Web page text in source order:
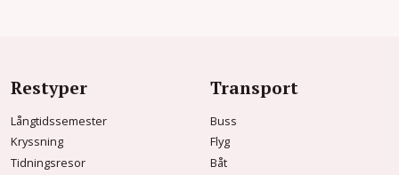
Restyper
Långtidssemester
Kryssning
Tidningsresor
Transport
Buss
Flyg
Båt